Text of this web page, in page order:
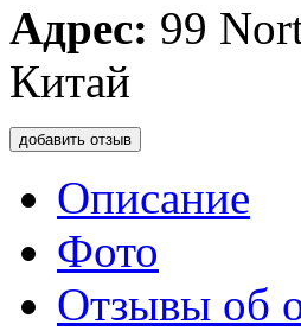
Адрес: 99
Китай
добавить отзыв
Описание
Фото
Отзывы об